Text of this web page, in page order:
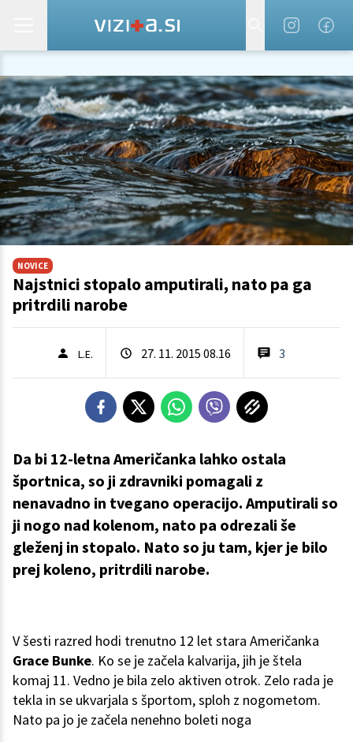
NOVICE
Najstnici stopalo amputirali, nato pa ga
pritrdili narobe
L.E. 27. 11. 2015 08.16 3
Da bi 12-letna Američanka lahko ostala
športnica, so ji zdravniki pomagali z
nenavadno in tvegano operacijo. Amputirali so
ji nogo nad kolenom, nato pa odrezali še
gleženj in stopalo. Nato so ju tam, kjer je bilo
prej koleno, pritrdili narobe.
V šesti razred hodi trenutno 12 let stara Američanka
Grace Bunke. Ko se je začela kalvarija, jih je štela
komaj 11. Vedno je bila zelo aktiven otrok. Zelo rada je
tekla in se ukvarjala s športom, sploh z nogometom.
Nato pa jo je začela nenehno boleti noga